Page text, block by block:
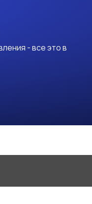
- все это в